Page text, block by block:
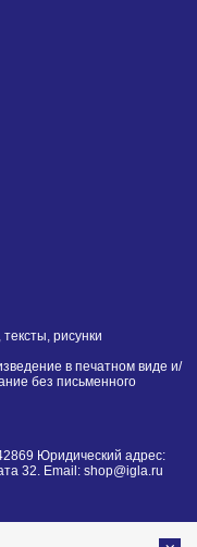
рисунки
в печатном виде и/
без письменного
Юридический адрес:
32. Email: shop@igla.ru